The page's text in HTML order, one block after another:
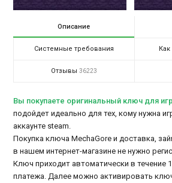
Описание
Системные требования
Отзывы 36223
Вы покупаете оригинальный ключ для
подойдет идеально для тех, кому нужна
аккаунте steam.
Покупка ключа MechaGore и доставка,
в нашем интернет-магазине не нужно
Ключ приходит автоматически в течение
платежа. Далее можно активировать